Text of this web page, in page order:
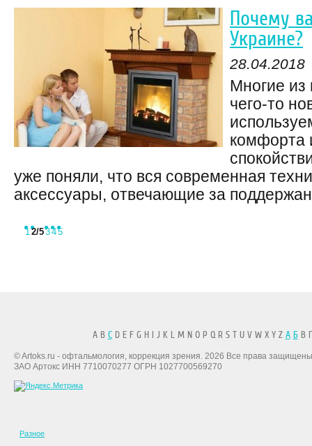
Почему
Украине?
28.04.2018
Многие из
чего-то
комфорта
уже поняли, что вся современная
аксессуары, отвечающие за
12/5345
A B CD E F G H I J K L M N O P Q R S T U V W X Y Z А БВ
© Artoks.ru - офтальмология, коррекция зрения. 2026 Все права
ЗАО Артокс ИНН 7710070277 ОГРН 1027700569270
Разное